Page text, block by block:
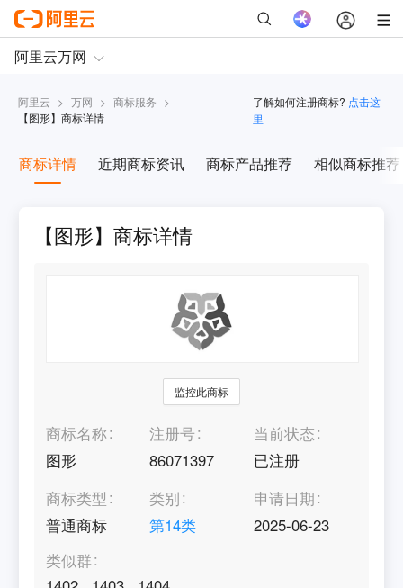
阿里云 > 万网 > 商标服务 >
【图形】商标详情
了解如何注册商标? 点击这
里
商标详情 近期商标资讯 商标产品推荐 相似商标推荐
【图形】商标详情
监控此商标
商标名称
图形
注册号
86071397
当前状态
已注册
商标类型
普通商标
类别
第14类
申请日期
2025-06-23
类似群